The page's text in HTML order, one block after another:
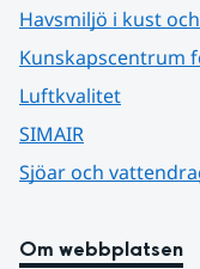
Havsmiljö i kust
Kunskapscentrum
Luftkvalitet
SIMAIR
Sjöar och
Om webbplatsen